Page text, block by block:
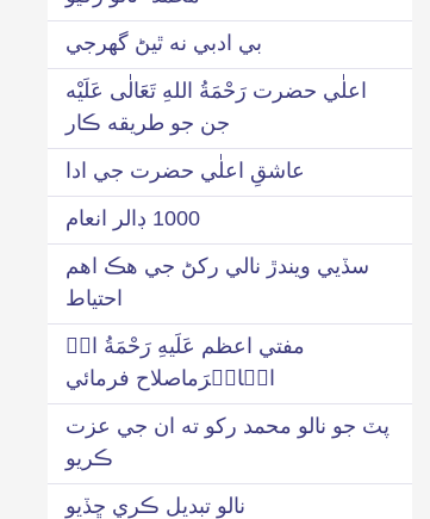
بي ادبي نه ٿيڻ گھرجي
اعلٰي حضرت رَحْمَةُ اللهِ تَعَالٰی عَلَيْه
جن جو طريقه ڪار
عاشقِ اعلٰي حضرت جي ادا
1000 ڊالر انعام
سڏيي ويندڙ نالي رکڻ جي هڪ اهم
احتياط
مفتي اعظم عَلَیهِ رَحْمَةُ اﷲِ
الۡاکۡرَماصلاح فرمائي
پٽ جو نالو محمد رکو ته ان جي عزت
ڪريو
نالو تبديل ڪري ڇڏيو